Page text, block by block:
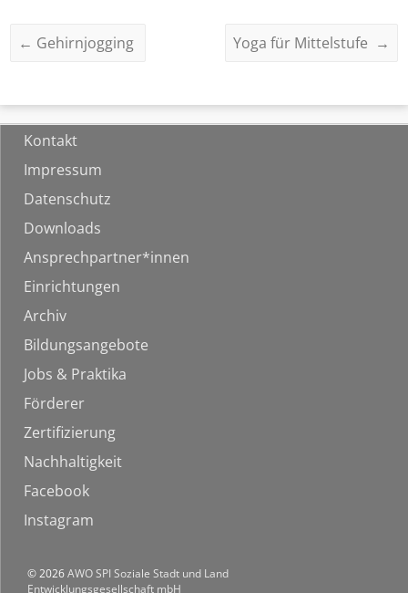
← Gehirnjogging Yoga für Mittelstufe →
Kontakt
Impressum
Datenschutz
Downloads
Ansprechpartner*innen
Einrichtungen
Archiv
Bildungsangebote
Jobs & Praktika
Förderer
Zertifizierung
Nachhaltigkeit
Facebook
Instagram
© 2026AWO SPI Soziale Stadt und Land
Entwicklungsgesellschaft mbH